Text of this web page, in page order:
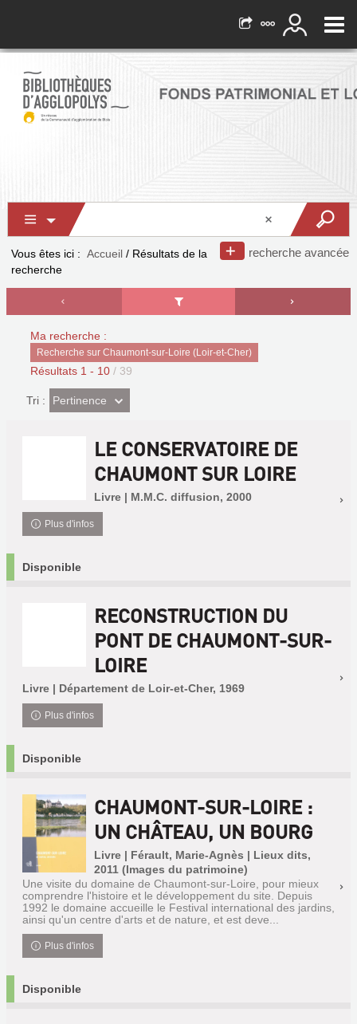
recherche avancée
Vous êtes ici : Accueil / Résultats de la
recherche
Ma recherche :
Recherche sur Chaumont-sur-Loire (Loir-et-Cher)
Résultats 1 - 10 / 39
Tri : (Effet
imédiat)
Pertinence
LE CONSERVATOIRE DE
CHAUMONT SUR LOIRE
Livre | M.M.C. diffusion, 2000
Plus d'infos
Disponible
RECONSTRUCTION DU
PONT DE CHAUMONT-SUR-
LOIRE
Livre | Département de Loir-et-Cher, 1969
Plus d'infos
Disponible
CHAUMONT-SUR-LOIRE :
UN CHÂTEAU, UN BOURG
Livre | Férault, Marie-Agnès | Lieux dits,
2011 (Images du patrimoine)
Une visite du domaine de Chaumont-sur-Loire, pour mieux
comprendre l'histoire et le développement du site. Depuis
1992 le domaine accueille le Festival international des jardins,
ainsi qu'un centre d'arts et de nature, et est deve...
Plus d'infos
Disponible